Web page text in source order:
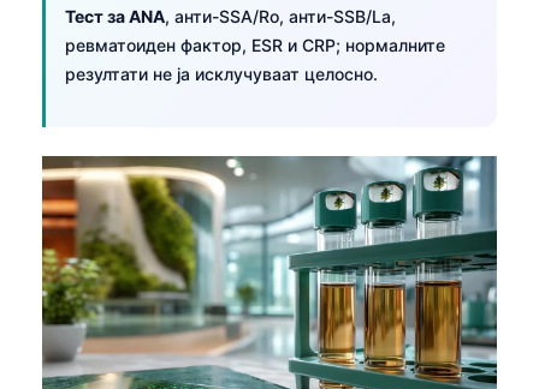
Тест за ANA, анти-SSA/Ro, анти-SSB/La,
ревматоиден фактор, ESR и CRP; нормалните
резултати не ја исклучуваат целосно.